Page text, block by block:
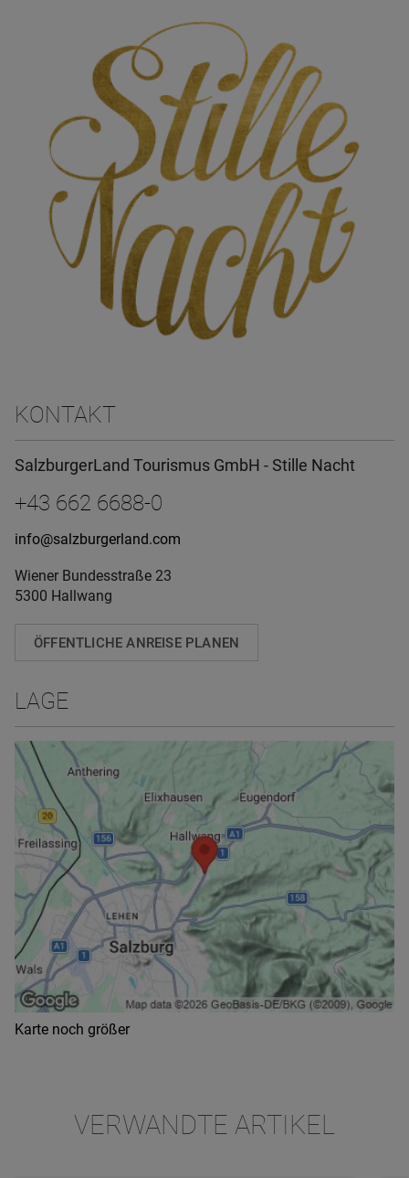
KONTAKT
SalzburgerLand Tourismus GmbH - Stille Nacht
+43 662 6688-0
info@salzburgerland.com
Wiener Bundesstraße 23
5300 Hallwang
ÖFFENTLICHE ANREISE PLANEN
LAGE
Karte noch größer
VERWANDTE ARTIKEL